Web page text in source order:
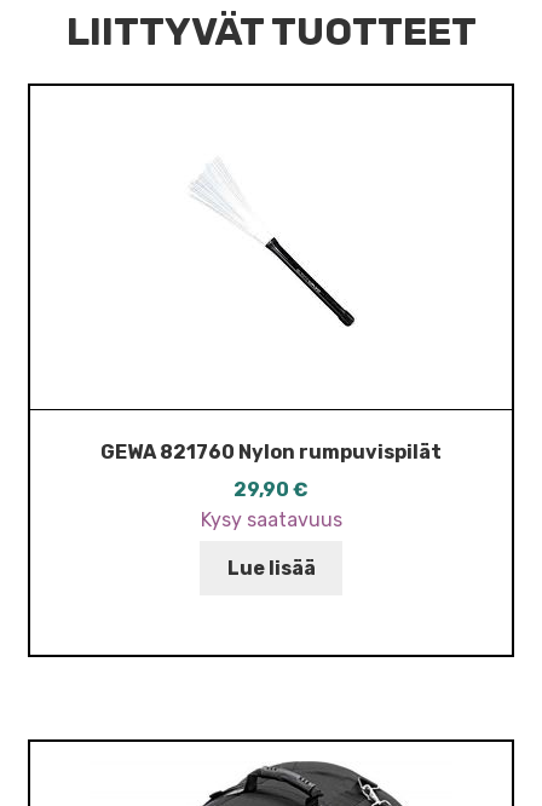
LIITTYVÄT TUOTTEET
GEWA 821760 Nylon rumpuvispilät
29,90 €
Kysy saatavuus
Lue lisää